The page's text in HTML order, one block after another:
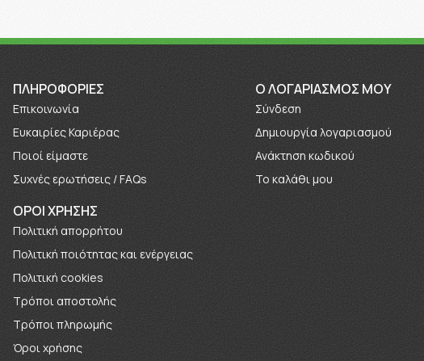
ΠΛΗΡΟΦΟΡΊΕΣ
Επικοινωνία
Ευκαιρίες Καριέρας
Πoιοί είμαστε
Συχνές ερωτήσεις / FAQs
ΟΡΟΙ ΧΡΗΣΗΣ
Πολιτική απορρήτου
Πολιτική ποιότητας και ενέργειας
Πολιτική cookies
Τρόποι αποστολής
Τρόποι πληρωμής
Όροι χρήσης
O ΛΟΓΑΡΙΑΣΜΟΣ ΜΟΥ
Σύνδεση
Δημιουργία λογαριασμού
Ανάκτηση κωδικού
Το καλάθι μου